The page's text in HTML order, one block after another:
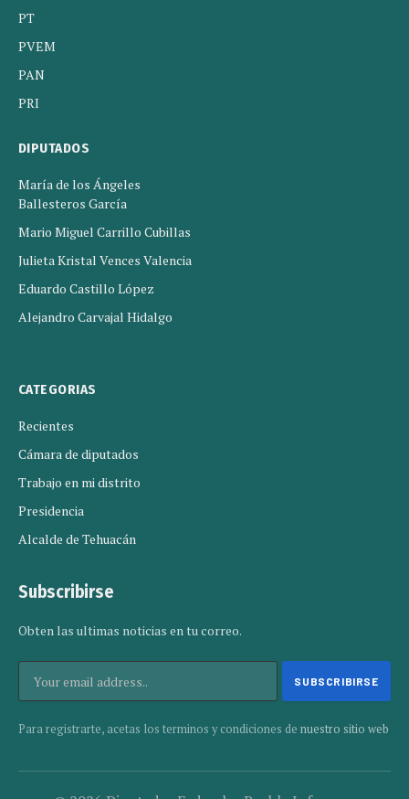
PT
PVEM
PAN
PRI
DIPUTADOS
María de los Ángeles
Ballesteros García
Mario Miguel Carrillo Cubillas
Julieta Kristal Vences Valencia
Eduardo Castillo López
Alejandro Carvajal Hidalgo
CATEGORIAS
Recientes
Cámara de diputados
Trabajo en mi distrito
Presidencia
Alcalde de Tehuacán
Subscribirse
Obten las ultimas noticias en tu correo.
Para registrarte, acetas los terminos y condiciones de nuestro sitio web